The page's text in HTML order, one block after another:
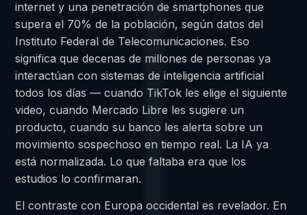
internet y una penetración de smartphones que
supera el 70% de la población, según datos del
Instituto Federal de Telecomunicaciones. Eso
significa que decenas de millones de personas ya
interactúan con sistemas de inteligencia artificial
todos los días — cuando TikTok les elige el siguiente
video, cuando Mercado Libre les sugiere un
producto, cuando su banco les alerta sobre un
movimiento sospechoso en tiempo real. La IA ya
está normalizada. Lo que faltaba era que los
estudios lo confirmaran.
El contraste con Europa occidental es revelador. En